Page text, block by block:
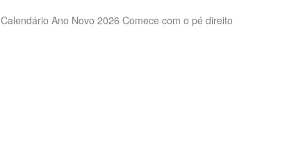
Calendário Ano Novo 2026 Comece com o pé direito